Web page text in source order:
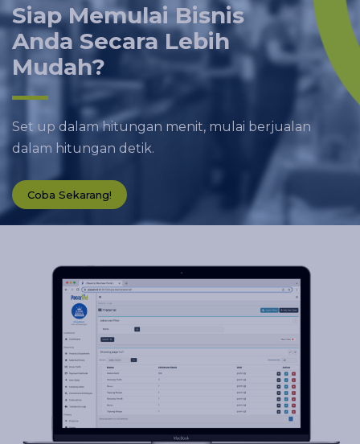
Siap Memulai Bisnis
Anda Secara Lebih
Mudah?
Set up dalam hitungan menit, mulai berjualan
dalam hitungan detik.
Coba Sekarang!